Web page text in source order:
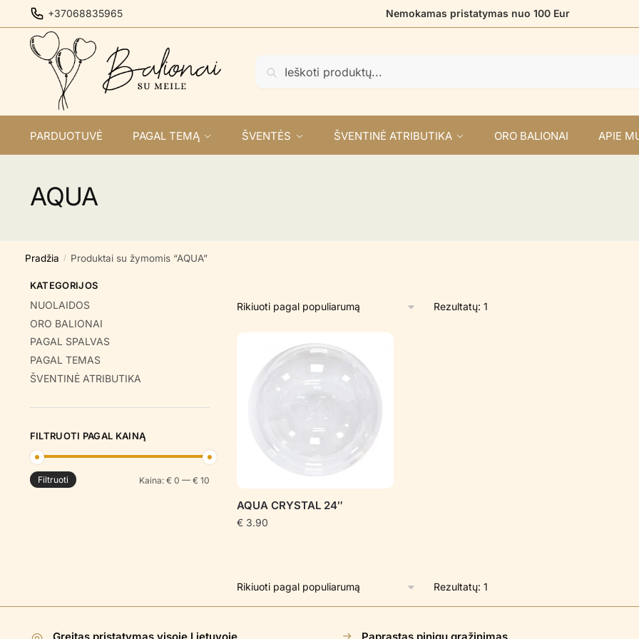
to
navigation
to
content
+37068835965 Nemokamas pristatymas nuo 100 Eur
PARDUOTUVĖ PAGAL TEMĄ ŠVENTĖS ŠVENTINĖ ATRIBUTIKA ORO BALIONAI APIE
AQUA
Pradžia / Produktai su žymomis “AQUA”
Rezultatų: 1
AQUA CRYSTAL 24″
€3.90
Rezultatų: 1
KATEGORIJOS
NUOLAIDOS
ORO BALIONAI
PAGAL SPALVAS
PAGAL TEMAS
ŠVENTINĖ ATRIBUTIKA
FILTRUOTI PAGAL KAINĄ
Min
Maks
Filtruoti Kaina: € 0 — € 10